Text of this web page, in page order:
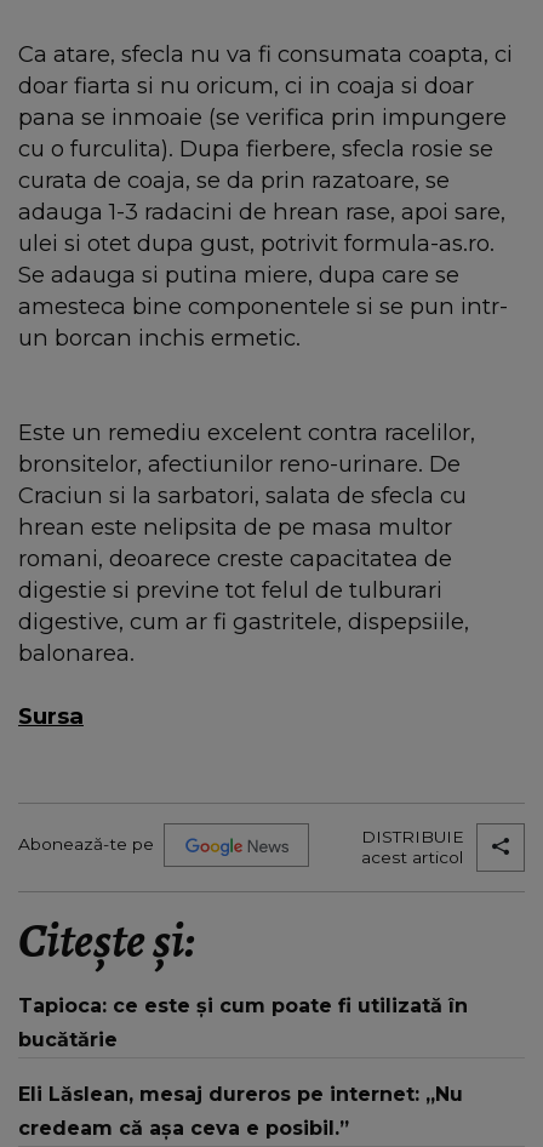
Ca atare, sfecla nu va fi consumata coapta, ci
doar fiarta si nu oricum, ci in coaja si doar
pana se inmoaie (se verifica prin impungere
cu o furculita). Dupa fierbere, sfecla rosie se
curata de coaja, se da prin raza­toare, se
adauga 1-3 radacini de hrean rase, apoi sare,
ulei si otet dupa gust, potrivit formula-as.ro.
Se adauga si putina miere, dupa care se
amesteca bine componentele si se pun intr-
un borcan inchis ermetic.
Este un remediu excelent contra racelilor,
bronsitelor, afectiunilor reno-urinare. De
Craciun si la sarbatori, salata de sfecla cu
hrean este nelipsita de pe masa multor
romani, deoarece creste capacitatea de
digestie si previne tot felul de tulburari
digestive, cum ar fi gastritele, dispepsiile,
balonarea.
Sursa
Abonează-te pe
DISTRIBUIE
acest articol
Citește și:
Tapioca: ce este și cum poate fi utilizată în
bucătărie
Eli Lăslean, mesaj dureros pe internet: „Nu
credeam că așa ceva e posibil.”